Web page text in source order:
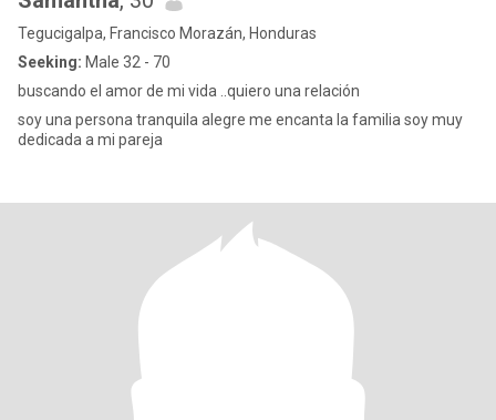
Tegucigalpa, Francisco Morazán, Honduras
Seeking: Male 32 - 70
buscando el amor de mi vida ..quiero una relación
soy una persona tranquila alegre me encanta la familia soy muy
dedicada a mi pareja